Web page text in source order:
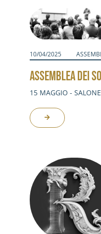
10/04/2025
ASSEMBLEA DEI
15 MAGGIO -